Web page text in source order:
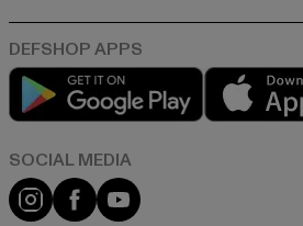
Play market
Instagram
FacebookYouTube